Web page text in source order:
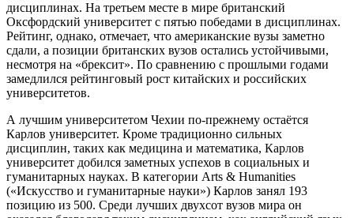
дисциплинах. На третьем месте в мире британский
Оксфордский университет с пятью победами в дисциплинах.
Рейтинг, однако, отмечает, что американские вузы заметно
сдали, а позиции британских вузов остались устойчивыми,
несмотря на «брексит». По сравнению с прошлыми годами
замедлился рейтинговый рост китайских и российских
университетов.
А лучшим университетом Чехии по-прежнему остаётся
Карлов университет. Кроме традиционно сильных
дисциплин, таких как медицина и математика, Карлов
университет добился заметных успехов в социальных и
гуманитарных науках. В категории Arts & Humanities
(«Искусство и гуманитарные науки») Карлов занял 193
позицию из 500. Среди лучших двухсот вузов мира он